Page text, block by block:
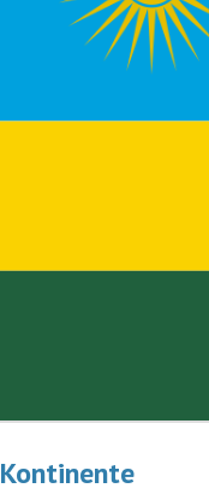
Kontinente